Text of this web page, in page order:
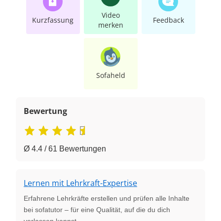
Kurzfassung
Video
merken
Feedback
Sofaheld
Bewertung
Ø 4.4 / 61 Bewertungen
Lernen mit Lehrkraft-Expertise
Erfahrene Lehrkräfte erstellen und prüfen alle Inhalte
bei sofatutor – für eine Qualität, auf die du dich